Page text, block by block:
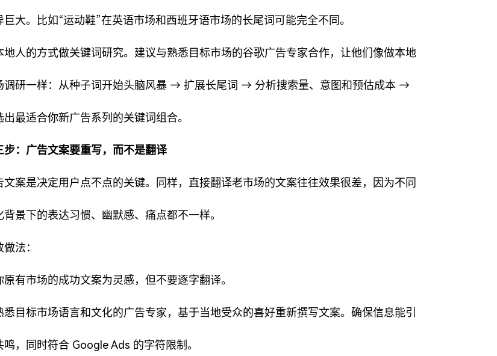
巨大。比如“运动鞋”在英语市场和西班牙语市场的长尾词可能完全不同。
地人的方式做关键词研究。建议与熟悉目标市场的谷歌广告专家合作，让他们像做本地
调研一样：从种子词开始头脑风暴 → 扩展长尾词 → 分析搜索量、意图和预估成本 →
出最适合你新广告系列的关键词组合。
步：广告文案要重写，而不是翻译
文案是决定用户点不点的关键。同样，直接翻译老市场的文案往往效果很差，因为不同
背景下的表达习惯、幽默感、痛点都不一样。
法：
原有市场的成功文案为灵感，但不要逐字翻译。
悉目标市场语言和文化的广告专家，基于当地受众的喜好重新撰写文案。确保信息能引
鸣，同时符合 Google Ads 的字符限制。